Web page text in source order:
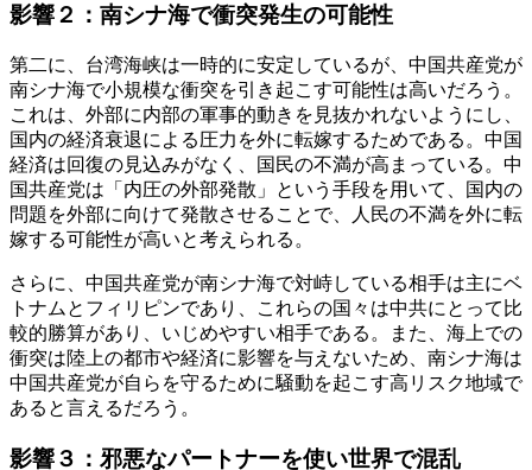
影響２：南シナ海で衝突発生の可能性
第二に、台湾海峡は一時的に安定しているが、中国共産党が
南シナ海で小規模な衝突を引き起こす可能性は高いだろう。
これは、外部に内部の軍事的動きを見抜かれないようにし、
国内の経済衰退による圧力を外に転嫁するためである。中国
経済は回復の見込みがなく、国民の不満が高まっている。中
国共産党は「内圧の外部発散」という手段を用いて、国内の
問題を外部に向けて発散させることで、人民の不満を外に転
嫁する可能性が高いと考えられる。
さらに、中国共産党が南シナ海で対峙している相手は主にベ
トナムとフィリピンであり、これらの国々は中共にとって比
較的勝算があり、いじめやすい相手である。また、海上での
衝突は陸上の都市や経済に影響を与えないため、南シナ海は
中国共産党が自らを守るために騒動を起こす高リスク地域で
あると言えるだろう。
影響３：邪悪なパートナーを使い世界で混乱